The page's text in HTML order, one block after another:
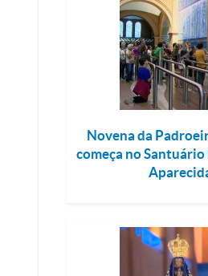
Novena da
começa no